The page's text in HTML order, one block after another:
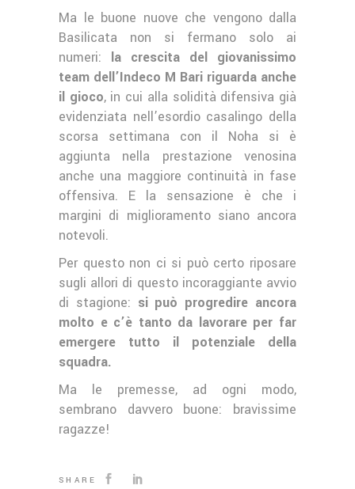
Ma le buone nuove che vengono dalla
Basilicata non si fermano solo ai
numeri: la crescita del giovanissimo
team dell’Indeco M Bari riguarda anche
il gioco, in cui alla solidità difensiva già
evidenziata nell’esordio casalingo della
scorsa settimana con il Noha si è
aggiunta nella prestazione venosina
anche una maggiore continuità in fase
offensiva. E la sensazione è che i
margini di miglioramento siano ancora
notevoli.
Per questo non ci si può certo riposare
sugli allori di questo incoraggiante avvio
di stagione: si può progredire ancora
molto e c’è tanto da lavorare per far
emergere tutto il potenziale della
squadra.
Ma le premesse, ad ogni modo,
sembrano davvero buone: bravissime
ragazze!
SHARE